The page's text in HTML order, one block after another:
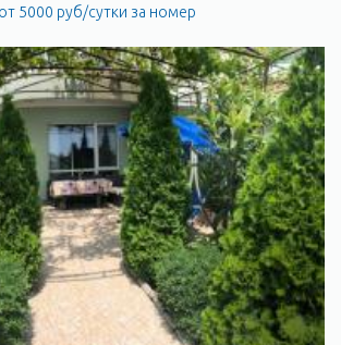
от 5000 руб/сутки за номер